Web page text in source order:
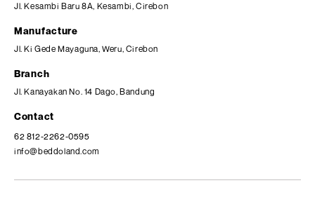
Jl. Kesambi Baru 8A, Kesambi, Cirebon
Manufacture
Jl. Ki Gede Mayaguna, Weru, Cirebon
Branch
Jl. Kanayakan No. 14 Dago, Bandung
Contact
62 812-2262-0595
info@beddoland.com